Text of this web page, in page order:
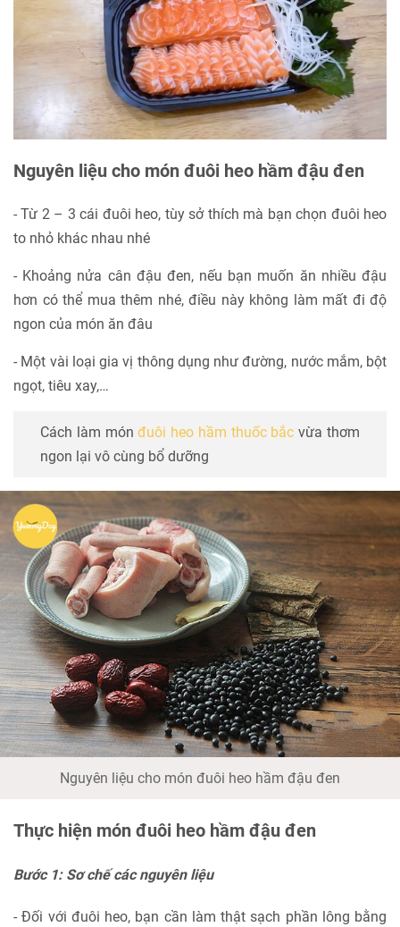
Nguyên liệu cho món đuôi heo hầm đậu đen
- Từ 2 – 3 cái đuôi heo, tùy sở thích mà bạn chọn đuôi heo
to nhỏ khác nhau nhé
- Khoảng nửa cân đậu đen, nếu bạn muốn ăn nhiều đậu
hơn có thể mua thêm nhé, điều này không làm mất đi độ
ngon của món ăn đâu
- Một vài loại gia vị thông dụng như đường, nước mắm, bột
ngọt, tiêu xay,…
Cách làm mónđuôi heo hầm thuốc bắc vừa thơm
ngon lại vô cùng bổ dưỡng
Nguyên liệu cho món đuôi heo hầm đậu đen
Thực hiện món đuôi heo hầm đậu đen
Bước 1: Sơ chế các nguyên liệu
- Đối với đuôi heo, bạn cần làm thật sạch phần lông bằng